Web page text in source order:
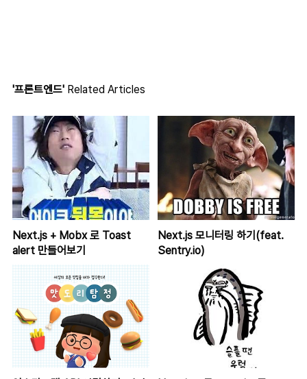
'프론트엔드' Related Articles
Next.js + Mobx 로 Toast
alert 만들어보기
Next.js 모니터링 하기(feat.
Sentry.io)